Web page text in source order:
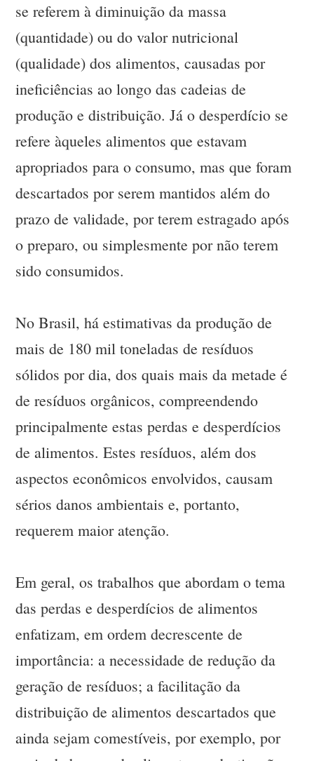
se referem à diminuição da massa
(quantidade) ou do valor nutricional
(qualidade) dos alimentos, causadas por
ineficiências ao longo das cadeias de
produção e distribuição. Já o desperdício se
refere àqueles alimentos que estavam
apropriados para o consumo, mas que foram
descartados por serem mantidos além do
prazo de validade, por terem estragado após
o preparo, ou simplesmente por não terem
sido consumidos.
No Brasil, há estimativas da produção de
mais de 180 mil toneladas de resíduos
sólidos por dia, dos quais mais da metade é
de resíduos orgânicos, compreendendo
principalmente estas perdas e desperdícios
de alimentos. Estes resíduos, além dos
aspectos econômicos envolvidos, causam
sérios danos ambientais e, portanto,
requerem maior atenção.
Em geral, os trabalhos que abordam o tema
das perdas e desperdícios de alimentos
enfatizam, em ordem decrescente de
importância: a necessidade de redução da
geração de resíduos; a facilitação da
distribuição de alimentos descartados que
ainda sejam comestíveis, por exemplo, por